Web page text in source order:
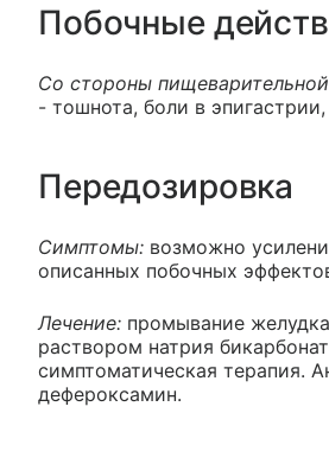
Побочные
Со стороны
- тошнота, боли в
Передозировка
Симптомы: возможно
описанных побочных
Лечение: промывание
раствором натрия
симптоматическая терапия.
дефероксамин.